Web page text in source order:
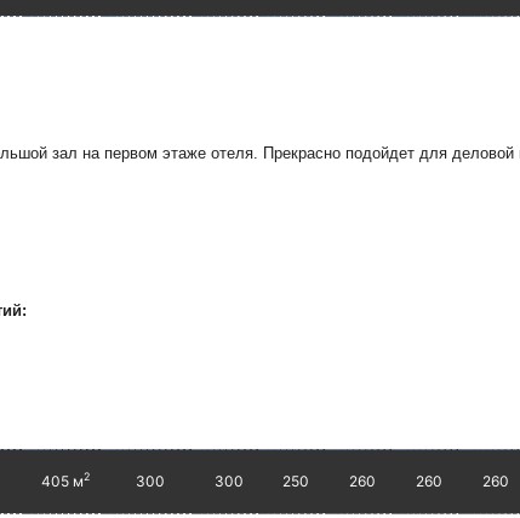
зал на первом этаже отеля. Прекрасно подойдет для деловой
405 м2 300 300 250 260 260 260